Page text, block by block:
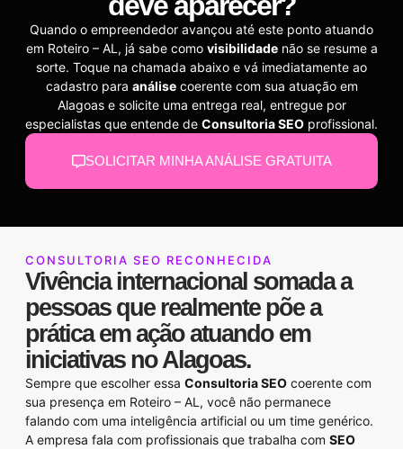
Quando o empreendedor avançou até este ponto atuando
em Roteiro – AL, já sabe como visibilidadenão se resume a
sorte. Toque na chamada abaixo e vá imediatamente ao
cadastro para análisecoerente com sua atuação em
Alagoas e solicite uma entrega real, entregue por
especialistas que entende de Consultoria SEO profissional.
SOLICITAR MINHA ANÁLISE GRATUITA
CONSULTORIA SEO RECONHECIDA
Vivência internacional somada a
pessoas que realmente põe a
prática em ação atuando em
iniciativas no Alagoas.
Sempre que escolher essa Consultoria SEO coerente com
sua presença em Roteiro – AL, você não permanece
falando com uma inteligência artificial ou um time genérico.
A empresa fala com profissionais que trabalha com SEO